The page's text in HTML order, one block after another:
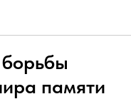
памяти